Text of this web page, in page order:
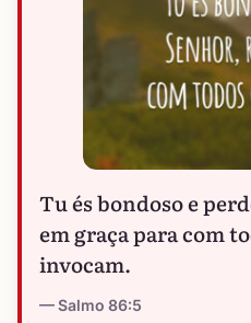
Tu és bondoso e
em graça para com
invocam.
Salmo 86:5